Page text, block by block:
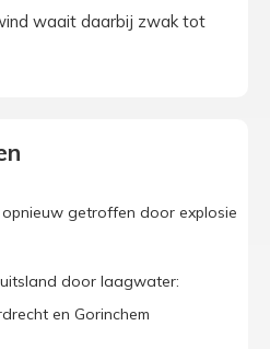
waait daarbij zwak tot
getroffen door explosie
door laagwater:
en Gorinchem